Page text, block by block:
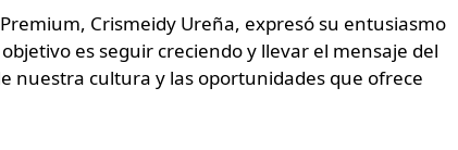
Crismeidy Ureña, expresó su entusiasmo
es seguir creciendo y llevar el mensaje del
nuestra cultura y las oportunidades que ofrece